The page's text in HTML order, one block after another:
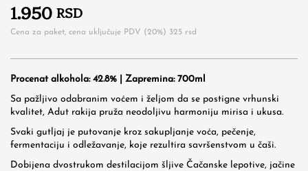
1.950 RSD
Cena za paket, cena uključuje PDV (20%) 325 rsd
Procenat alkohola: 42.8% | Zapremina: 700ml
Sa pažljivo odabranim voćem i željom da se postigne vrhunski
kvalitet, Adut rakija pruža neodoljivu harmoniju mirisa i ukusa.
Svaki gutljaj je putovanje kroz sakupljanje voća, pečenje,
fermentaciju i odležavanje, koje rezultira savršenstvom u čaši.
Dobijena dvostrukom destilacijom šljive Čačanske lepotive, jačine